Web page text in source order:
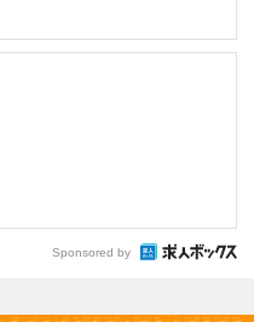
Sponsored by